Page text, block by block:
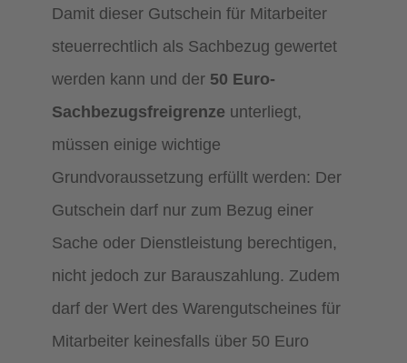
Damit dieser Gutschein für Mitarbeiter
steuerrechtlich als Sachbezug gewertet
werden kann und der 50 Euro-
Sachbezugsfreigrenze unterliegt,
müssen einige wichtige
Grundvoraussetzung erfüllt werden: Der
Gutschein darf nur zum Bezug einer
Sache oder Dienstleistung berechtigen,
nicht jedoch zur Barauszahlung. Zudem
darf der Wert des Warengutscheines für
Mitarbeiter keinesfalls über 50 Euro